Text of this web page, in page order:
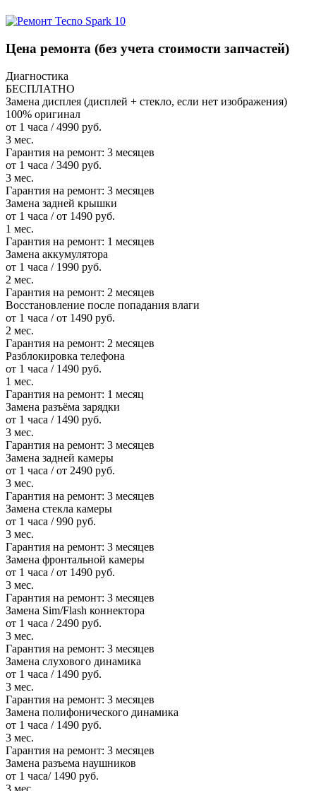
Цена ремонта (без учета стоимости запчастей)
Диагностика
БЕСПЛАТНО
Замена дисплея (дисплей + стекло, если нет изображения)
100% оригинал
от 1 часа / 4990 руб.
3 мес.
Гарантия на ремонт: 3 месяцев
от 1 часа / 3490 руб.
3 мес.
Гарантия на ремонт: 3 месяцев
Замена задней крышки
от 1 часа / от 1490 руб.
1 мес.
Гарантия на ремонт: 1 месяцев
Замена аккумулятора
от 1 часа / 1990 руб.
2 мес.
Гарантия на ремонт: 2 месяцев
Восстановление после попадания влаги
от 1 часа / от 1490 руб.
2 мес.
Гарантия на ремонт: 2 месяцев
Разблокировка телефона
от 1 часа / 1490 руб.
1 мес.
Гарантия на ремонт: 1 месяц
Замена разъёма зарядки
от 1 часа / 1490 руб.
3 мес.
Гарантия на ремонт: 3 месяцев
Замена задней камеры
от 1 часа / от 2490 руб.
3 мес.
Гарантия на ремонт: 3 месяцев
Замена стекла камеры
от 1 часа / 990 руб.
3 мес.
Гарантия на ремонт: 3 месяцев
Замена фронтальной камеры
от 1 часа / от 1490 руб.
3 мес.
Гарантия на ремонт: 3 месяцев
Замена Sim/Flash коннектора
от 1 часа / 2490 руб.
3 мес.
Гарантия на ремонт: 3 месяцев
Замена слухового динамика
от 1 часа / 1490 руб.
3 мес.
Гарантия на ремонт: 3 месяцев
Замена полифонического динамика
от 1 часа / 1490 руб.
3 мес.
Гарантия на ремонт: 3 месяцев
Замена разъема наушников
от 1 часа/ 1490 руб.
3 мес.